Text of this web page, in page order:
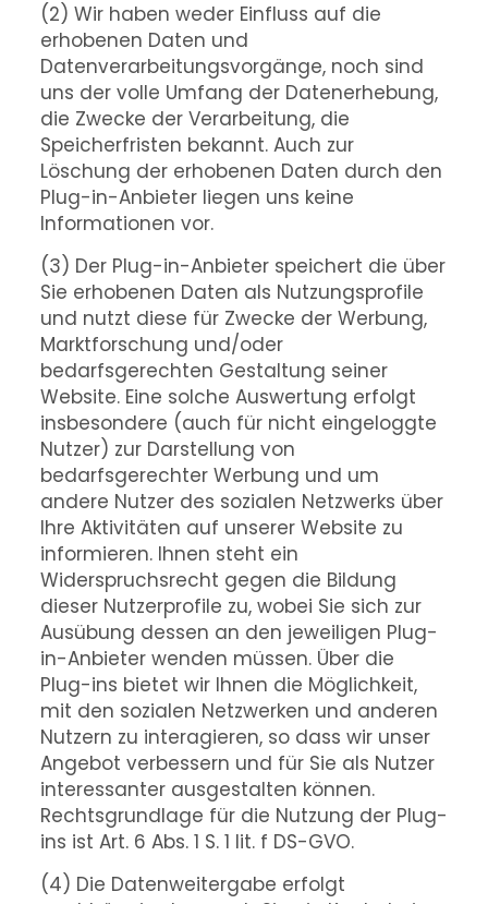
(2) Wir haben weder Einfluss auf die
erhobenen Daten und
Datenverarbeitungsvorgänge, noch sind
uns der volle Umfang der Datenerhebung,
die Zwecke der Verarbeitung, die
Speicherfristen bekannt. Auch zur
Löschung der erhobenen Daten durch den
Plug-in-Anbieter liegen uns keine
Informationen vor.
(3) Der Plug-in-Anbieter speichert die über
Sie erhobenen Daten als Nutzungsprofile
und nutzt diese für Zwecke der Werbung,
Marktforschung und/oder
bedarfsgerechten Gestaltung seiner
Website. Eine solche Auswertung erfolgt
insbesondere (auch für nicht eingeloggte
Nutzer) zur Darstellung von
bedarfsgerechter Werbung und um
andere Nutzer des sozialen Netzwerks über
Ihre Aktivitäten auf unserer Website zu
informieren. Ihnen steht ein
Widerspruchsrecht gegen die Bildung
dieser Nutzerprofile zu, wobei Sie sich zur
Ausübung dessen an den jeweiligen Plug-
in-Anbieter wenden müssen. Über die
Plug-ins bietet wir Ihnen die Möglichkeit,
mit den sozialen Netzwerken und anderen
Nutzern zu interagieren, so dass wir unser
Angebot verbessern und für Sie als Nutzer
interessanter ausgestalten können.
Rechtsgrundlage für die Nutzung der Plug-
ins ist Art. 6 Abs. 1 S. 1 lit. f DS-GVO.
(4) Die Datenweitergabe erfolgt